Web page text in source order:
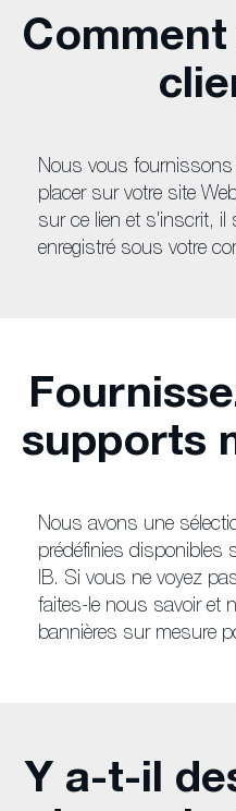
Nous vous fournissons
placer sur votre site
sur ce lien et s'inscrit, il
enregistré sous votre
supports
Nous avons une
prédéfinies disponibles
IB. Si vous ne voyez
faites-le nous savoir et
bannières sur mesure
Y a-t-il